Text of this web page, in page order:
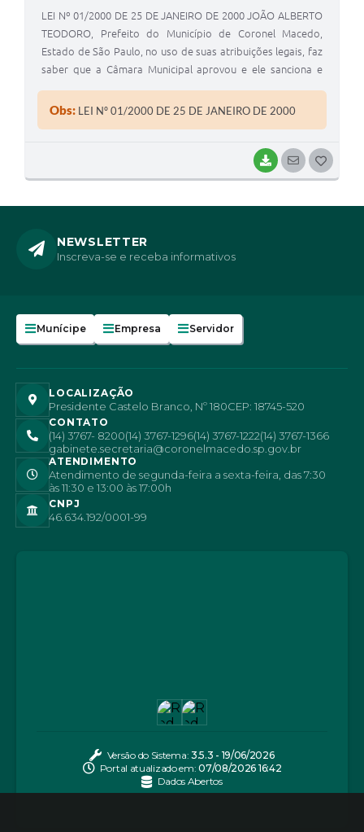
BAIXARSEGUIR
LEI Nº 01/2000 DE 25 DE JANEIRO DE 2000 JOÃO ALBERTO
TEODORO, Prefeito do Município de Coronel Macedo,
Estado de São Paulo, no uso de suas atribuições legais, faz
saber que a Câmara Municipal aprovou e ele sanciona e
Executivo Municipal autorizado a celebrar Termos de
Agricultura e Abastecimento, objetivando o
desenvolvimento de programas ligados à Agricultura e
Obs: LEI Nº 01/2000 DE 25 DE JANEIRO DE 2000
NEWSLETTER
Inscreva-se e receba informativos
Munícipe Empresa Servidor
LOCALIZAÇÃO
Presidente Castelo Branco, Nº 180CEP: 18745-520
CONTATO
(14) 3767- 8200(14) 3767-1296(14) 3767-1222(14) 3767-1366
gabinete.secretaria@coronelmacedo.sp.gov.br
ATENDIMENTO
Atendimento de segunda-feira a sexta-feira, das 7:30
às 11:30 e 13:00 às 17:00h
CNPJ
46.634.192/0001-99
Versão do Sistema: 3.5.3 - 19/06/2026
Portal atualizado em:07/08/2026 16:42
Dados Abertos